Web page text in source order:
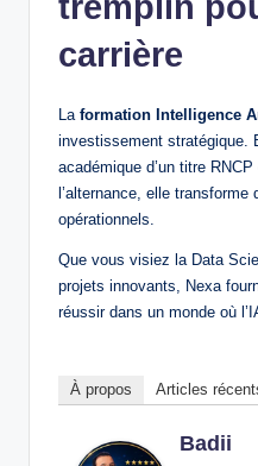
tremplin
carrière
La formation Intelligence
investissement stratégique.
académique d’un titre
l’alternance, elle
opérationnels.
Que vous visiez la Data
projets innovants, Nexa
réussir dans un monde où
À propos Articles
Badii